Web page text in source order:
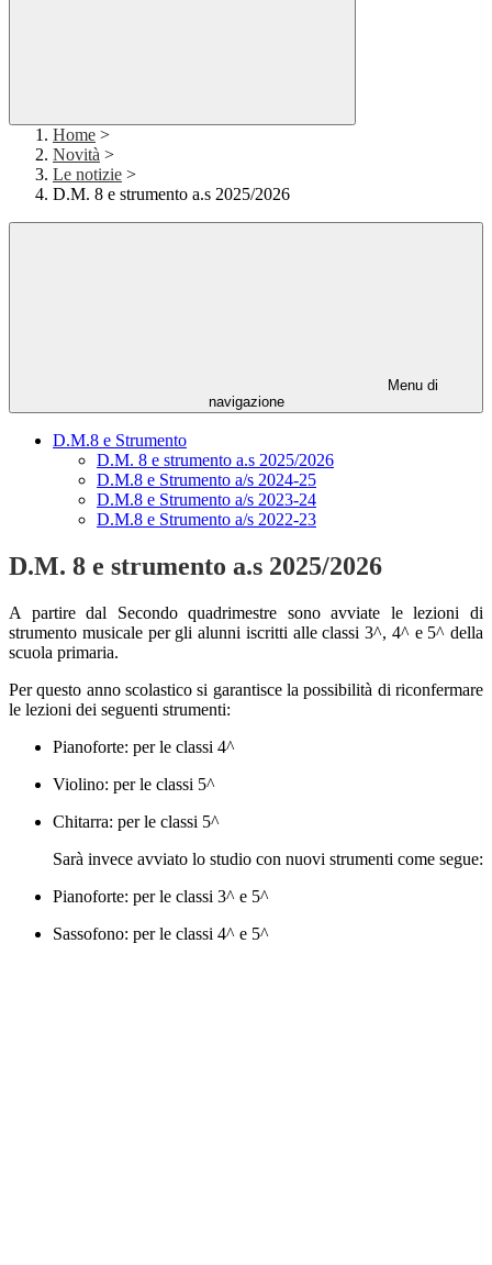
Home >
Novità >
Le notizie >
D.M. 8 e strumento a.s 2025/2026
Menu di
navigazione
D.M.8 e Strumento
D.M. 8 e strumento a.s 2025/2026
D.M.8 e Strumento a/s 2024-25
D.M.8 e Strumento a/s 2023-24
D.M.8 e Strumento a/s 2022-23
D.M. 8 e strumento a.s 2025/2026
A partire dal Secondo quadrimestre sono avviate le lezioni di
strumento musicale per gli alunni iscritti alle classi 3^, 4^ e 5^ della
scuola primaria.
Per questo anno scolastico si garantisce la possibilità di riconfermare
le lezioni dei seguenti strumenti:
Pianoforte: per le classi 4^
Violino: per le classi 5^
Chitarra: per le classi 5^
Sarà invece avviato lo studio con nuovi strumenti come segue:
Pianoforte: per le classi 3^ e 5^
Sassofono: per le classi 4^ e 5^